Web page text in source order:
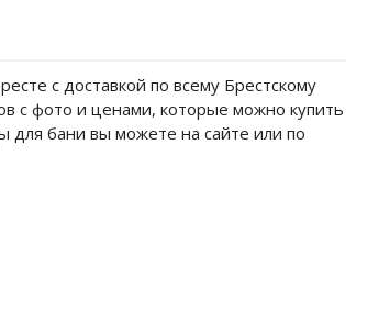
с доставкой по всему Брестскому
с фото и ценами, которые можно купить
для бани вы можете на сайте или по